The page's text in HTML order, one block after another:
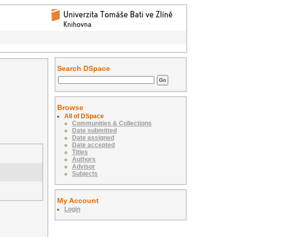
Search DSpace
Browse
All of DSpace
Communities & Collections
Date submitted
Date assigned
Date accepted
Titles
Authors
Advisor
Subjects
My Account
Login